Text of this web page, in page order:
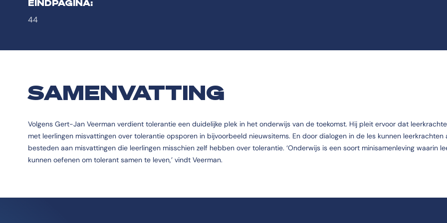
EINDPAGINA:
44
SAMENVATTING
Volgens Gert-Jan Veerman verdient tolerantie een duidelijke plek in het onderwijs van de toekomst. Hij pleit ervoor dat
met leerlingen misvattingen over tolerantie opsporen in bijvoorbeeld nieuwsitems. En door dialogen in de les kunnen leerkrachten
besteden aan misvattingen die leerlingen misschien zelf hebben over tolerantie. ‘Onderwijs is een soort minisamenleving waarin
kunnen oefenen om tolerant samen te leven,’ vindt Veerman.